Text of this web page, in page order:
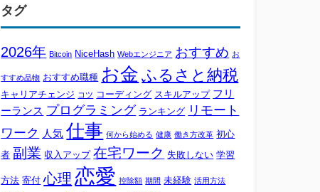
タグ
2026年 Bitcoin NiceHash Webエンジニア おすすめ お
すすめ品物 おすすめ職種 お金 ふるさと納税
キャリアチェンジ コツ コーディング スキルアップ フリ
ーランス プログラミング ランキング リモート
ワーク 人気 仕事 何から始める 健康 働き方改革 初心
者 副業 収入アップ 在宅ワーク 失敗しない 学習
方法 寄付 心理 恋愛 控除額 期間 未経験 活用方法